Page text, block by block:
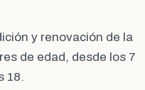
y renovación de la
de edad, desde los 7
18.